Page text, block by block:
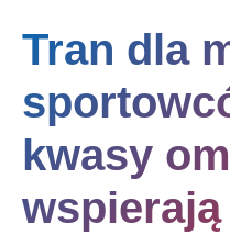
Tran dla
kwasy